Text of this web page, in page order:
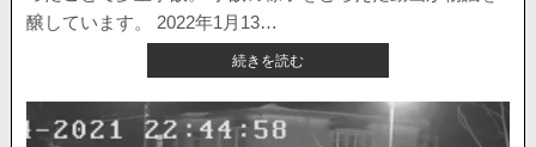
転
破
壊。
醸しています。 2022年1月13…
続きを読む【海
外・
動
画】